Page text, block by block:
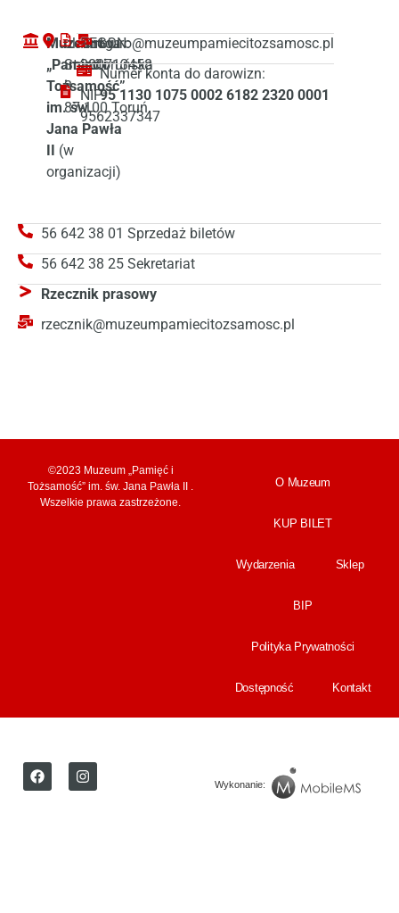
Muzeum
„Pamięć i
Tożsamość”
im. św.
Jana Pawła
II (w
organizacji)
ul. Droga
Starotoruńska
3
87-100 Toruń
REGON:
380713458
NIP:
9562337347
biuro@muzeumpamiecitozsamosc.pl
Numer konta do darowizn:
95 1130 1075 0002 6182 2320 0001
56 642 38 01 Sprzedaż biletów
56 642 38 25 Sekretariat
Rzecznik prasowy
rzecznik@muzeumpamiecitozsamosc.pl
©2023 Muzeum „Pamięć i
Tożsamość” im. św. Jana Pawła II .
Wszelkie prawa zastrzeżone.
O Muzeum
KUP BILET
Wydarzenia Sklep
BIP
Polityka Prywatności
Dostępność Kontakt
Wykonanie: